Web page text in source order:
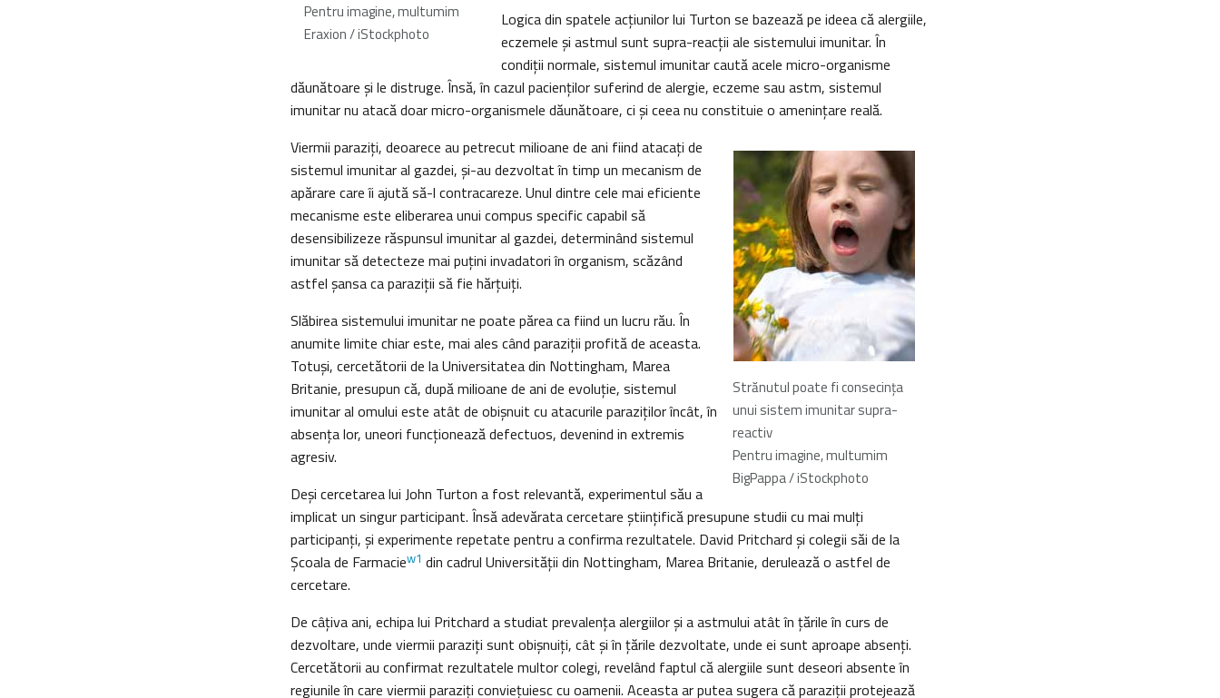
Pentru imagine, multumim
Eraxion / iStockphoto
Logica din spatele acţiunilor lui Turton se bazează pe ideea că alergiile,
eczemele şi astmul sunt supra-reacţii ale sistemului imunitar. În
condiţii normale, sistemul imunitar caută acele micro-organisme
dăunătoare şi le distruge. Însă, în cazul pacienţilor suferind de alergie, eczeme sau astm, sistemul
imunitar nu atacă doar micro-organismele dăunătoare, ci şi ceea nu constituie o ameninţare reală.
Strănutul poate fi consecinţa
unui sistem imunitar supra-
reactiv
Pentru imagine, multumim
BigPappa / iStockphoto
Viermii paraziţi, deoarece au petrecut milioane de ani fiind atacaţi de
sistemul imunitar al gazdei, şi-au dezvoltat în timp un mecanism de
apărare care îi ajută să-l contracareze. Unul dintre cele mai eficiente
mecanisme este eliberarea unui compus specific capabil să
desensibilizeze răspunsul imunitar al gazdei, determinând sistemul
imunitar să detecteze mai puţini invadatori în organism, scăzând
astfel şansa ca paraziţii să fie hărţuiţi.
Slăbirea sistemului imunitar ne poate părea ca fiind un lucru rău. În
anumite limite chiar este, mai ales când paraziţii profită de aceasta.
Totuşi, cercetătorii de la Universitatea din Nottingham, Marea
Britanie, presupun că, după milioane de ani de evoluţie, sistemul
imunitar al omului este atât de obişnuit cu atacurile paraziţilor încât, în
absenţa lor, uneori funcţionează defectuos, devenind in extremis
agresiv.
Deşi cercetarea lui John Turton a fost relevantă, experimentul său a
implicat un singur participant. Însă adevărata cercetare ştiinţifică presupune studii cu mai mulţi
participanţi, şi experimente repetate pentru a confirma rezultatele. David Pritchard şi colegii săi de la
Şcoala de Farmaciew1 din cadrul Universităţii din Nottingham, Marea Britanie, derulează o astfel de
cercetare.
De câţiva ani, echipa lui Pritchard a studiat prevalenţa alergiilor şi a astmului atât în ţările în curs de
dezvoltare, unde viermii paraziţi sunt obişnuiţi, cât şi în ţările dezvoltate, unde ei sunt aproape absenţi.
Cercetătorii au confirmat rezultatele multor colegi, revelând faptul că alergiile sunt deseori absente în
regiunile în care viermii paraziţi convieţuiesc cu oamenii. Aceasta ar putea sugera că paraziţii protejează